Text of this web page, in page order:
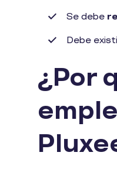
Se debe
Debe
¿Por